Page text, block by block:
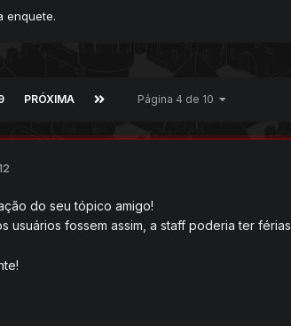
enquete.
PRÓXIMA Página 4 de 10
do seu tópico amigo!
usuários fossem assim, a staff poderia ter férias